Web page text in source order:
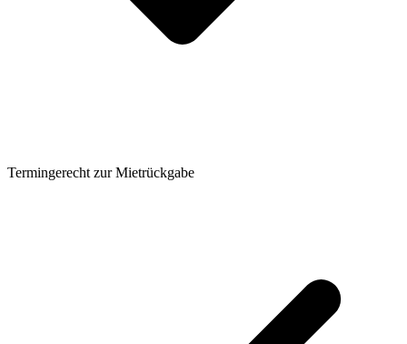
Termingerecht zur Mietrückgabe